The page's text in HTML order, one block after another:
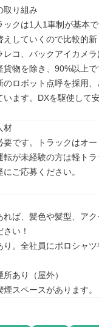
り組み
ックは1人1車制が基本
えしていくので比較的新
レコ、バックアイカメ
貨物を除き、90%以上で
のロボット点呼を採用
います。DXを駆使して
材
要です。トラックはオー
転が未経験の方は軽ト
ご応募ください。
れば、髪色や髪型、ア
い！
り。全社員にポロシャ
あり（屋外）
スペースがあります。